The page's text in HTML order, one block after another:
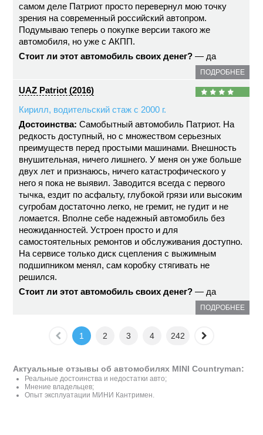
самом деле Патриот просто перевернул мою точку
зрения на современный российский автопром.
Подумываю теперь о покупке версии такого же
автомобиля, но уже с АКПП.
Стоит ли этот автомобиль своих денег? — да
ПОДРОБНЕЕ
UAZ Patriot (2016)
Кирилл, водительский стаж с 2000 г.
Достоинства: Самобытный автомобиль Патриот. На
редкость доступный, но с множеством серьезных
преимуществ перед простыми машинами. Внешность
внушительная, ничего лишнего. У меня он уже больше
двух лет и признаюсь, ничего катастрофического у
него я пока не выявил. Заводится всегда с первого
тычка, ездит по асфальту, глубокой грязи или высоким
сугробам достаточно легко, не гремит, не гудит и не
ломается. Вполне себе надежный автомобиль без
неожиданностей. Устроен просто и для
самостоятельных ремонтов и обслуживания доступно.
На сервисе только диск сцепления с выжимным
подшипником менял, сам коробку стягивать не
решился.
Стоит ли этот автомобиль своих денег? — да
ПОДРОБНЕЕ
1 2 3 4 242
Актуальные отзывы об автомобилях MINI Countryman:
Реальные достоинства и недостатки авто;
Мнение владельцев;
Опыт эксплуатации МИНИ Кантримен.